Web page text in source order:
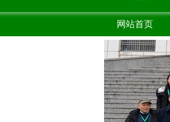
网站首页